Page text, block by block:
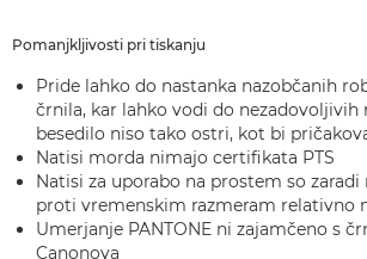
Pomanjkljivosti pri tiskanju
Pride lahko do nastanka nazobčanih
črnila, kar lahko vodi do nezadovoljivih
besedilo niso tako ostri, kot bi
Natisi morda nimajo certifikata PTS
Natisi za uporabo na prostem so
proti vremenskim razmeram relativno
Umerjanje PANTONE ni zajamčeno s
Canonova